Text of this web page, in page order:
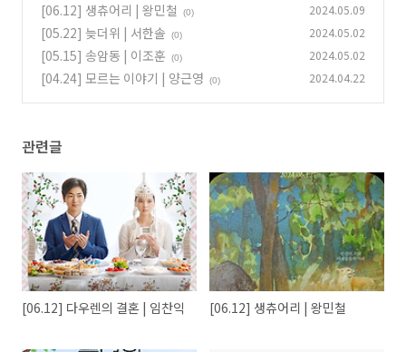
[06.12] 생츄어리 | 왕민철 (0) 2024.05.09
[05.22] 늦더위 | 서한솔 (0) 2024.05.02
[05.15] 송암동 | 이조훈 (0) 2024.05.02
[04.24] 모르는 이야기 | 양근영 (0) 2024.04.22
관련글
[06.12] 다우렌의 결혼 | 임찬익 [06.12] 생츄어리 | 왕민철